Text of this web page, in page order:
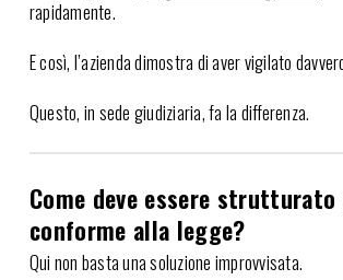
rapidamente.
E così, l’azienda dimostra di aver vigilato
Questo, in sede giudiziaria, fa la differenza.
Come deve essere strutturato
conforme alla legge?
Qui non basta una soluzione improvvisata.